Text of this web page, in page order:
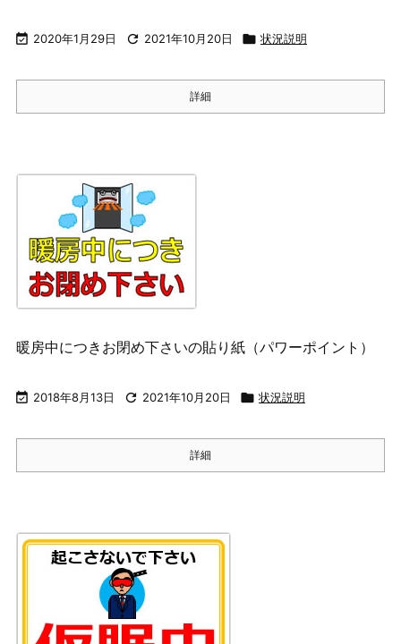
 2020年1月29日  2021年10月20日  状況説明
詳細
暖房中につきお閉め下さいの貼り紙（パワーポイント）
 2018年8月13日  2021年10月20日  状況説明
詳細